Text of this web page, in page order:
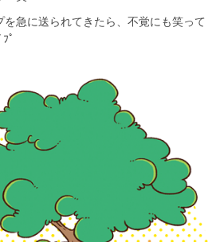
急に送られてきたら、不覚にも笑って
ﾟ